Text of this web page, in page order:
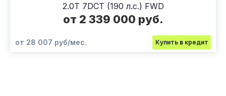
2.0T 7DCT (190 л.с.) FWD
от 2 339 000 руб.
от 28 007 руб/мес. Купить в кредит